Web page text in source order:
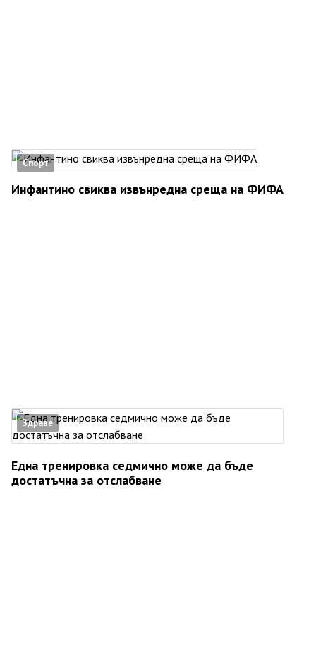
Спорт
Инфантино свиква извънредна среща на ФИФА
Здраве
Една тренировка седмично може да бъде
достатъчна за отслабване